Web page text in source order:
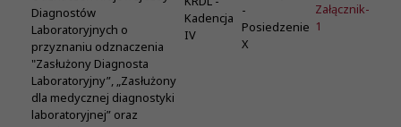
Diagnostów
Laboratoryjnych o
przyznaniu odznaczenia
"Zasłużony Diagnosta
Laboratoryjny”, „Zasłużony
dla medycznej diagnostyki
laboratoryjnej” oraz
Kadencja
IV
-
Posiedzenie
X
Załącznik-
1